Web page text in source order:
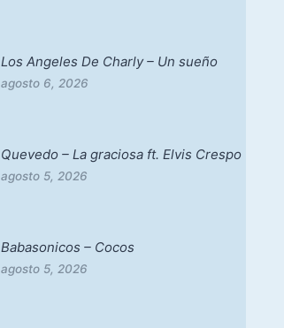
Los Angeles De Charly – Un sueño
agosto 6, 2026
Quevedo – La graciosa ft. Elvis Crespo
agosto 5, 2026
Babasonicos – Cocos
agosto 5, 2026